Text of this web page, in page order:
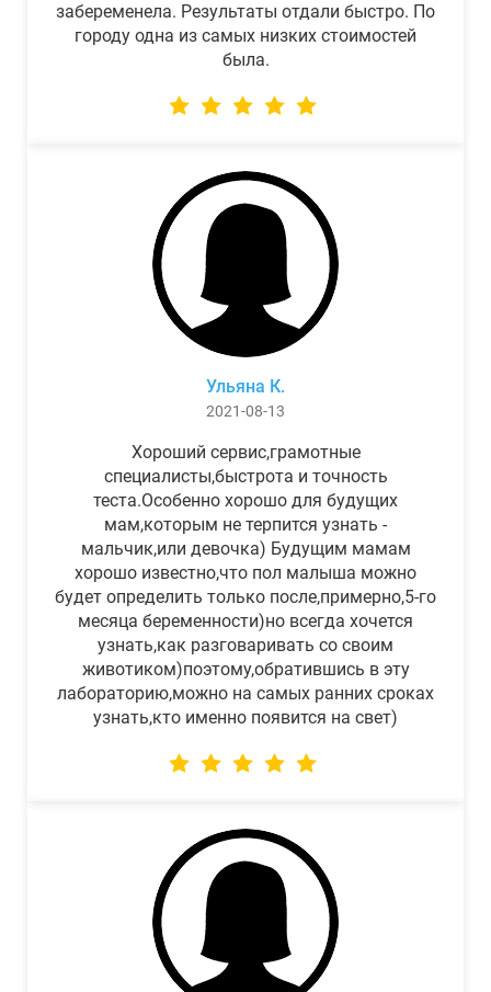
забеременела. Результаты отдали быстро. По
городу одна из самых низких стоимостей
была.
Ульяна К.
2021-08-13
Хороший сервис,грамотные
специалисты,быстрота и точность
теста.Особенно хорошо для будущих
мам,которым не терпится узнать -
мальчик,или девочка) Будущим мамам
хорошо известно,что пол малыша можно
будет определить только после,примерно,5-го
месяца беременности)но всегда хочется
узнать,как разговаривать со своим
животиком)поэтому,обратившись в эту
лабораторию,можно на самых ранних сроках
узнать,кто именно появится на свет)